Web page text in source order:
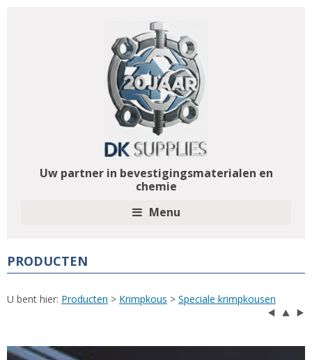
Uw partner in bevestigingsmaterialen en
chemie
Menu
PRODUCTEN
U bent hier: Producten > Krimpkous > Speciale krimpkousen